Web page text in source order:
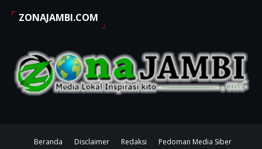
ZONAJAMBI.COM
Beranda Disclaimer Redaksi Pedoman Media Siber